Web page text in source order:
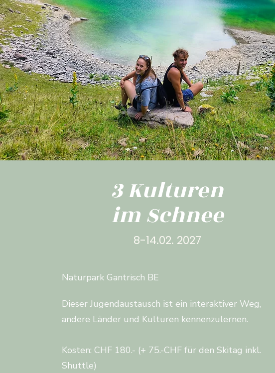
3 Kulturen
im Schnee
8-14.02. 2027
Naturpark Gantrisch BE
Dieser Jugendaustausch ist ein interaktiver Weg,
andere Länder und Kulturen kennenzulernen.
Kosten: CHF 180.- (+ 75.-CHF für den Skitag inkl.
Shuttle)